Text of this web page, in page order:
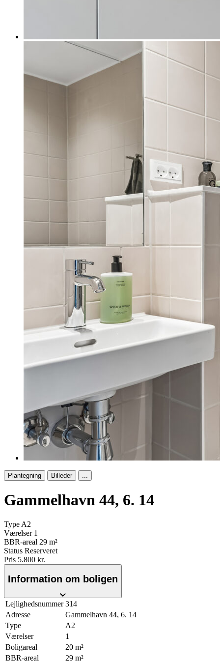
Plantegning Billeder ...
Gammelhavn 44, 6. 14
Type A2
Værelser 1
BBR-areal 29 m²
Status Reserveret
Pris 5.800 kr.
Information om boligen
Lejlighedsnummer 314
Adresse
Gammelhavn 44, 6. 14
Type
A2
Værelser
1
Boligareal
20 m²
BBR-areal
29 m²